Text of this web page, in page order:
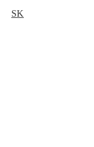
SK